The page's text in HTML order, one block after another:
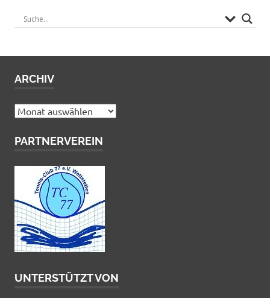
ARCHIV
Archiv
PARTNERVEREIN
UNTERSTÜTZT VON